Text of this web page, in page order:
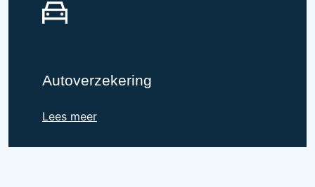
Autoverzekering
Lees meer